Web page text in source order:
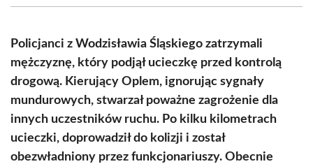
(Twitter)
Policjanci z Wodzisławia Śląskiego zatrzymali
mężczyznę, który podjął ucieczkę przed kontrolą
drogową. Kierujący Oplem, ignorując sygnały
mundurowych, stwarzał poważne zagrożenie dla
innych uczestników ruchu. Po kilku kilometrach
ucieczki, doprowadził do kolizji i został
obezwładniony przez funkcjonariuszy. Obecnie